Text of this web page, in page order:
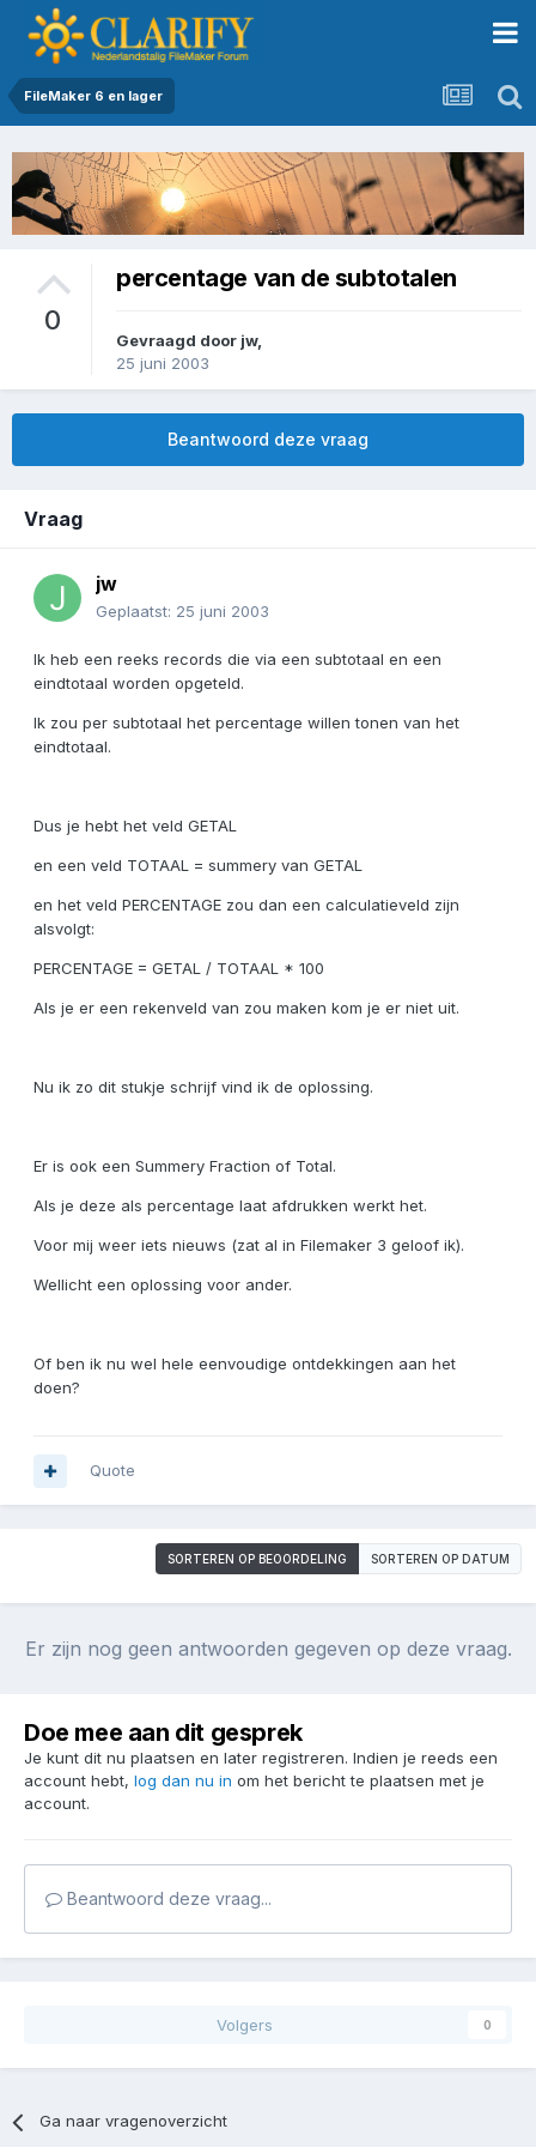
FileMaker 6 en lager
0
percentage van de subtotalen
Gevraagd door jw,
25 juni 2003
Beantwoord deze vraag
Vraag
jw
Geplaatst: 25 juni 2003
Ik heb een reeks records die via een subtotaal en een
eindtotaal worden opgeteld.
Ik zou per subtotaal het percentage willen tonen van het
eindtotaal.
Dus je hebt het veld GETAL
en een veld TOTAAL = summery van GETAL
en het veld PERCENTAGE zou dan een calculatieveld zijn
alsvolgt:
PERCENTAGE = GETAL / TOTAAL * 100
Als je er een rekenveld van zou maken kom je er niet uit.
Nu ik zo dit stukje schrijf vind ik de oplossing.
Er is ook een Summery Fraction of Total.
Als je deze als percentage laat afdrukken werkt het.
Voor mij weer iets nieuws (zat al in Filemaker 3 geloof ik).
Wellicht een oplossing voor ander.
Of ben ik nu wel hele eenvoudige ontdekkingen aan het
doen?
Quote
SORTEREN OP BEOORDELING SORTEREN OP DATUM
Er zijn nog geen antwoorden gegeven op deze vraag.
Doe mee aan dit gesprek
Je kunt dit nu plaatsen en later registreren. Indien je reeds een
account hebt, log dan nu in om het bericht te plaatsen met je
account.
Beantwoord deze vraag...
Volgers 0
Ga naar vragenoverzicht